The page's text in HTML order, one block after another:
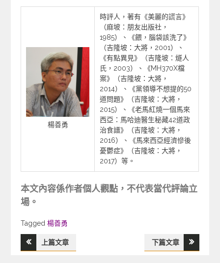
楊善勇
時評人，著有《美麗的謊言》
（麻坡：朋友出版社，
1985）、《餵，腦袋該洗了》
（吉隆坡：大將，2001）、
《有點異見》（吉隆坡：燧人
氏，2003）、《MH370X檔
案》（吉隆坡：大將，
2014）、《黨領導不想提的50
道問題》（吉隆坡：大將，
2015）、《老馬紅燒一個馬來
西亞：馬哈迪醫生秘藏42道政
治食譜》（吉隆坡：大將，
2016）、《馬來西亞經濟慘後
憂鬱症》（吉隆坡：大將，
2017）等。
本文內容係作者個人觀點，不代表當代評論立
場。
Tagged
Tagged楊善勇
文
上篇文章 下篇文章